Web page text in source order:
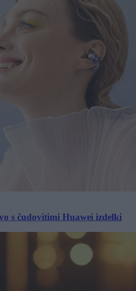
s čudovitimi Huawei izdelki